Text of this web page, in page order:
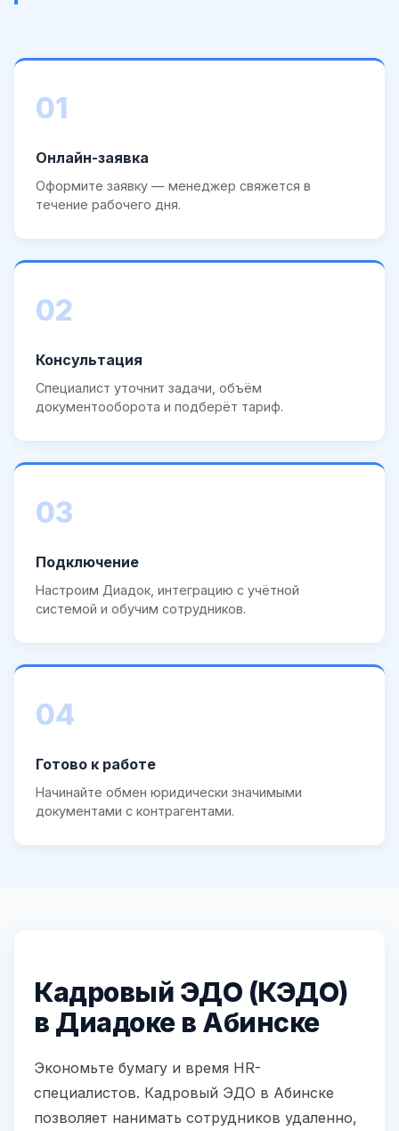
01
Онлайн-заявка
Оформите заявку — менеджер свяжется в
течение рабочего дня.
02
Консультация
Специалист уточнит задачи, объём
документооборота и подберёт тариф.
03
Подключение
Настроим Диадок, интеграцию с учётной
системой и обучим сотрудников.
04
Готово к работе
Начинайте обмен юридически значимыми
документами с контрагентами.
Кадровый ЭДО (КЭДО)
в Диадоке в Абинске
Экономьте бумагу и время HR-
специалистов. Кадровый ЭДО в Абинске
позволяет нанимать сотрудников удаленно,